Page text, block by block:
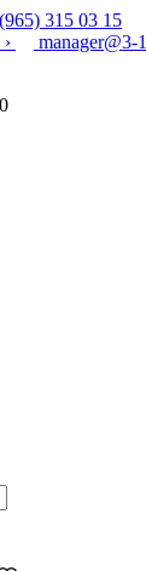
315 03 15
manager@3-